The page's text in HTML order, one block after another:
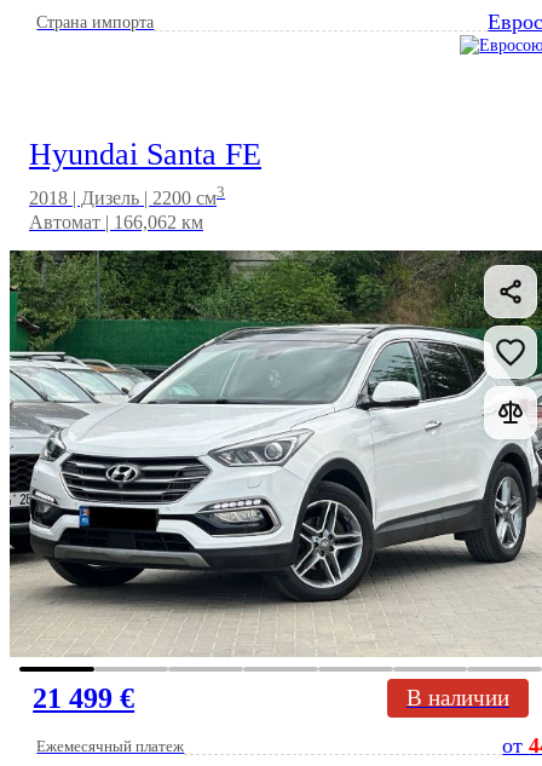
Страна импорта
Hyundai Santa FE
2018 | Дизель | 2200 см3
Автомат | 166,062 км
21 499 € В наличии
Ежемесячный платеж от